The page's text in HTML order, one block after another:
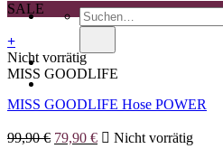
Suche
nach:
SALE
+
Dieses
Produkt
weist
mehrere
auf.
Nicht vorrätig
MISS GOODLIFE
MISS GOODLIFE Hose POWER
99,90€ Ursprünglicher
79,90 €Aktueller
Nicht vorrätig